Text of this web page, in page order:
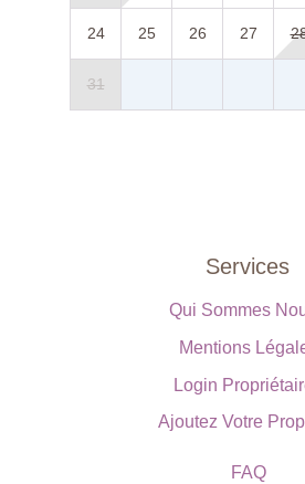
24 25 26 27
31
Services
Qui Sommes
Mentions
Login
Ajoutez Votre
FAQ